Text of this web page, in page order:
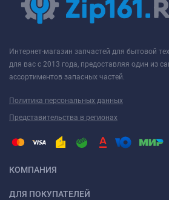
Интернет-магазин запчастей для бытовой
для вас с 2013 года, предоставляя один из
ассортиментов запасных частей.
Политика персональных данных
Представительства в регионах
КОМПАНИЯ
ДЛЯ ПОКУПАТЕЛЕЙ